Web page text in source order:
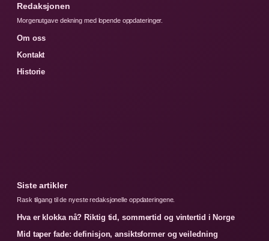
Redaksjonen
Morgenutgave dekning med lopende oppdateringer.
Om oss
Kontakt
Historie
Siste artikler
Rask tilgang til de nyeste redaksjonelle oppdateringene.
Hva er klokka nå? Riktig tid, sommertid og vintertid i Norge
Mid taper fade: definisjon, ansiktsformer og veiledning